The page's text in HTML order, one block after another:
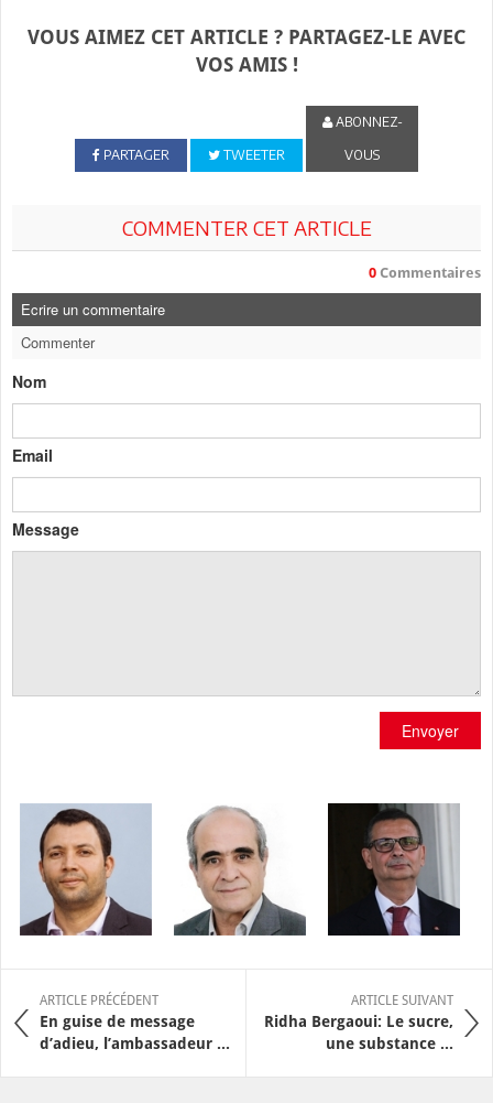
VOUS AIMEZ CET ARTICLE ? PARTAGEZ-LE AVEC
VOS AMIS !
PARTAGER TWEETER
ABONNEZ-
VOUS
COMMENTER CET ARTICLE
0 Commentaires
Ecrire un commentaire
Commenter
Nom
Email
Message
Envoyer
ARTICLE PRÉCÉDENT
En guise de message
d’adieu, l’ambassadeur ...
ARTICLE SUIVANT
Ridha Bergaoui: Le sucre,
une substance ...